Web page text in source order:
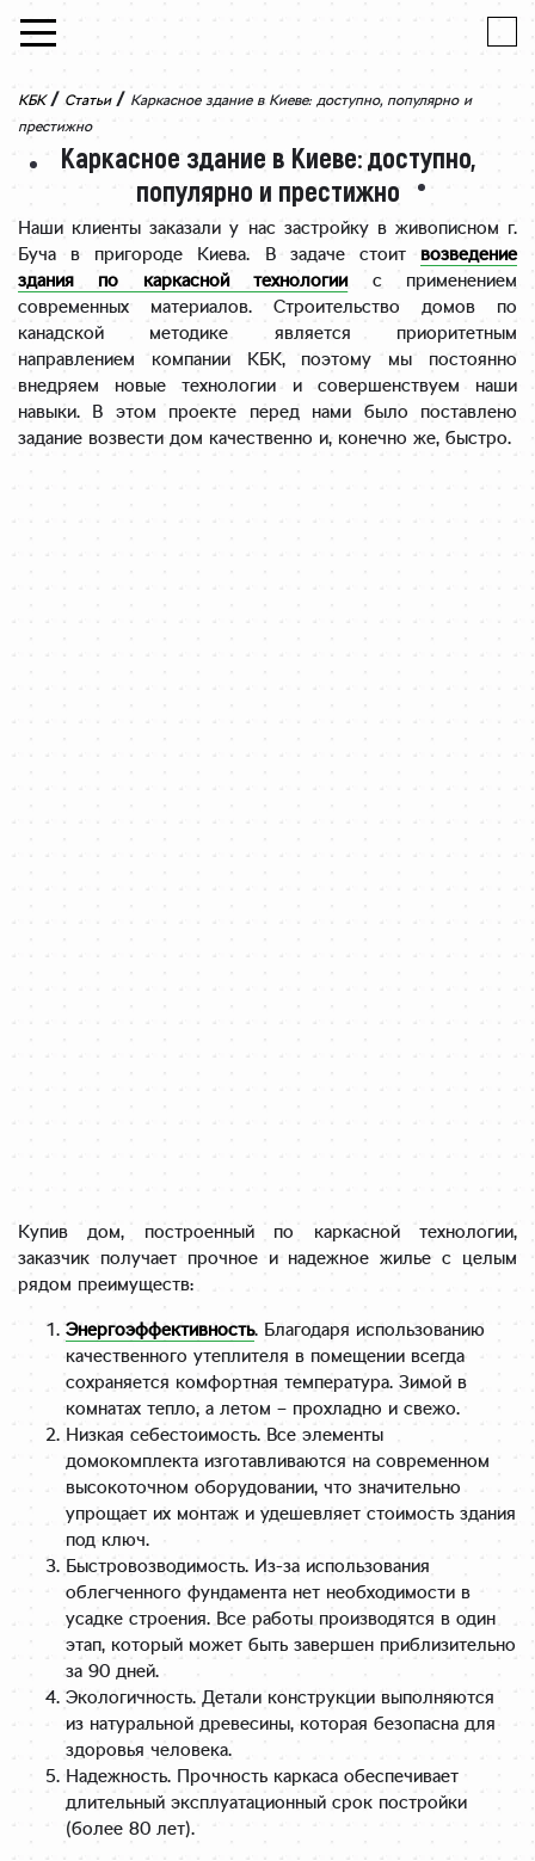
Skip to content
КБК / Статьи / Каркасное здание в Киеве: доступно, популярно и
престижно
Каркасное здание в Киеве: доступно,
популярно и престижно
Наши клиенты заказали у нас застройку в живописном г.
Буча в пригороде Киева. В задаче стоит возведение
здания по каркасной технологиис применением
современных материалов. Строительство домов по
канадской методике является приоритетным
направлением компании КБК, поэтому мы постоянно
внедряем новые технологии и совершенствуем наши
навыки. В этом проекте перед нами было поставлено
задание возвести дом качественно и, конечно же, быстро.
Купив дом, построенный по каркасной технологии,
заказчик получает прочное и надежное жилье с целым
рядом преимуществ:
Энергоэффективность. Благодаря использованию
качественного утеплителя в помещении всегда
сохраняется комфортная температура. Зимой в
комнатах тепло, а летом – прохладно и свежо.
Низкая себестоимость. Все элементы
домокомплекта изготавливаются на современном
высокоточном оборудовании, что значительно
упрощает их монтаж и удешевляет стоимость здания
под ключ.
Быстровозводимость. Из-за использования
облегченного фундамента нет необходимости в
усадке строения. Все работы производятся в один
этап, который может быть завершен приблизительно
за 90 дней.
Экологичность. Детали конструкции выполняются
из натуральной древесины, которая безопасна для
здоровья человека.
Надежность. Прочность каркаса обеспечивает
длительный эксплуатационный срок постройки
(более 80 лет).